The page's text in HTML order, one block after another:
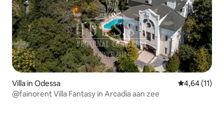
Villa in Odessa Gemiddelde
4,64 (11)
@fainorent Villa Fantasy in Arcadia aan zee